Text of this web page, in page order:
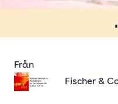
Från
Fischer &